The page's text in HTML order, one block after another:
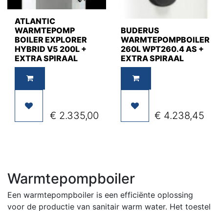
ATLANTIC
WARMTEPOMP
BOILER EXPLORER
HYBRID V5 200L +
EXTRA SPIRAAL
€ 2.335,00
BUDERUS
WARMTEPOMPBOILER
260L WPT260.4 AS +
EXTRA SPIRAAL
€ 4.238,45
Warmtepompboiler
Een warmtepompboiler is een efficiënte oplossing
voor de productie van sanitair warm water. Het toestel